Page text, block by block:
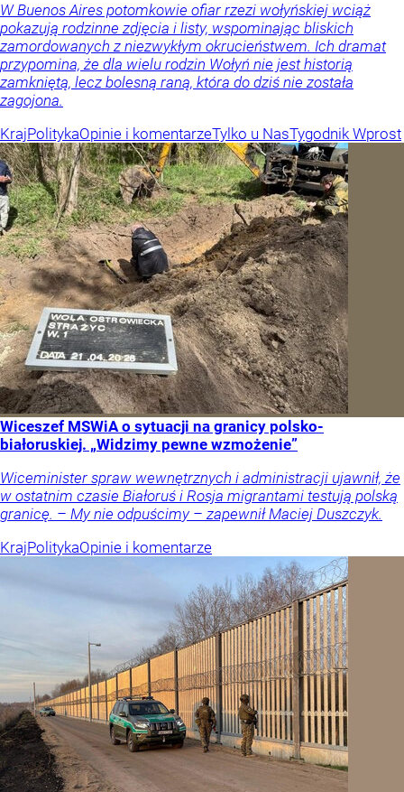
W Buenos Aires potomkowie ofiar rzezi wołyńskiej wciąż
pokazują rodzinne zdjęcia i listy, wspominając bliskich
zamordowanych z niezwykłym okrucieństwem. Ich dramat
przypomina, że dla wielu rodzin Wołyń nie jest historią
zamkniętą, lecz bolesną raną, która do dziś nie została
zagojona.
KrajPolitykaOpinie i komentarzeTylko u NasTygodnik Wprost
Wiceszef MSWiA o sytuacji na granicy polsko-
białoruskiej. „Widzimy pewne wzmożenie”
Wiceminister spraw wewnętrznych i administracji ujawnił, że
w ostatnim czasie Białoruś i Rosja migrantami testują polską
granicę. – My nie odpuścimy – zapewnił Maciej Duszczyk.
KrajPolitykaOpinie i komentarze